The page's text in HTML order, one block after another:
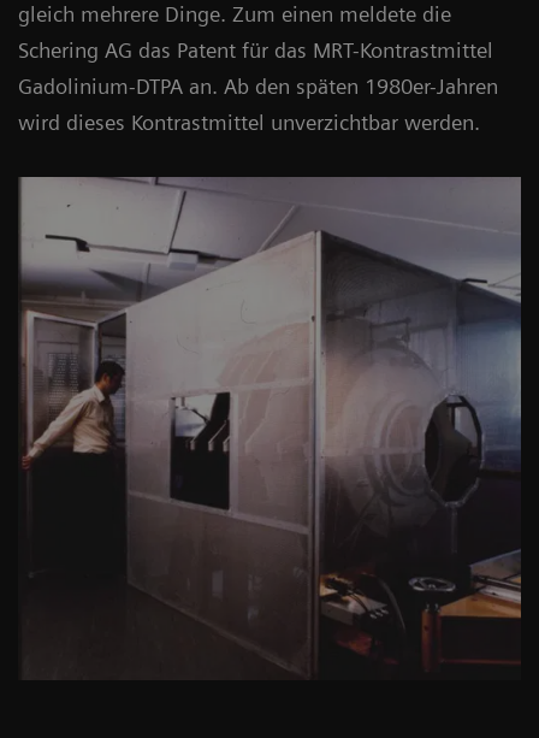
gleich mehrere Dinge. Zum einen meldete die
Schering AG das Patent für das MRT-Kontrastmittel
Gadolinium-DTPA an. Ab den späten 1980er-Jahren
wird dieses Kontrastmittel unverzichtbar werden.